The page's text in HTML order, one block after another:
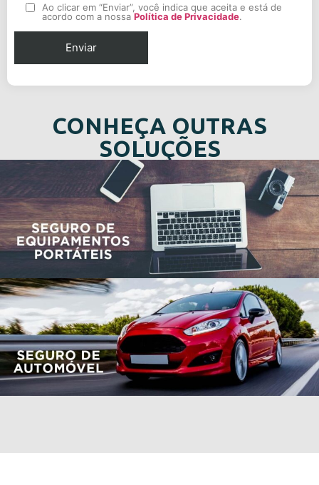
Ao clicar em “Enviar”, você indica que aceita e está de
acordo com a nossaPolítica de Privacidade.
CONHEÇA OUTRAS
SOLUÇÕES